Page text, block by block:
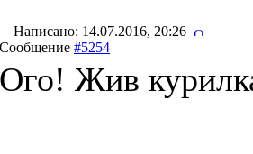
Написано: 14.07.2016, 20:26
Сообщение #5254
Ого! Жив